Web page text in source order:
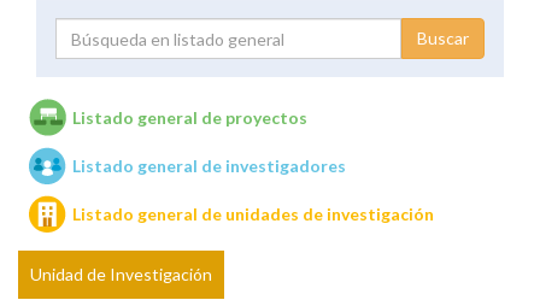
Unidades de investigación
Listado general de proyectos
Listado general de investigadores
Listado general de unidades de investigación
Unidad de Investigación